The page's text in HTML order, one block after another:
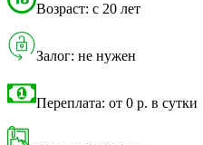
Возраст: с 20 лет
Залог: не нужен
Переплата: от 0 р. в сутки